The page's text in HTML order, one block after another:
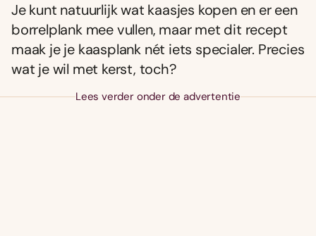
Je kunt natuurlijk wat kaasjes kopen en er een
borrelplank mee vullen, maar met dit recept
maak je je kaasplank nét iets specialer. Precies
wat je wil met kerst, toch?
Lees verder onder de advertentie